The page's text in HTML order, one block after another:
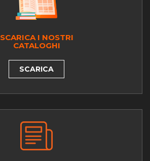
SCARICA I NOSTRI
CATALOGHI
SCARICA